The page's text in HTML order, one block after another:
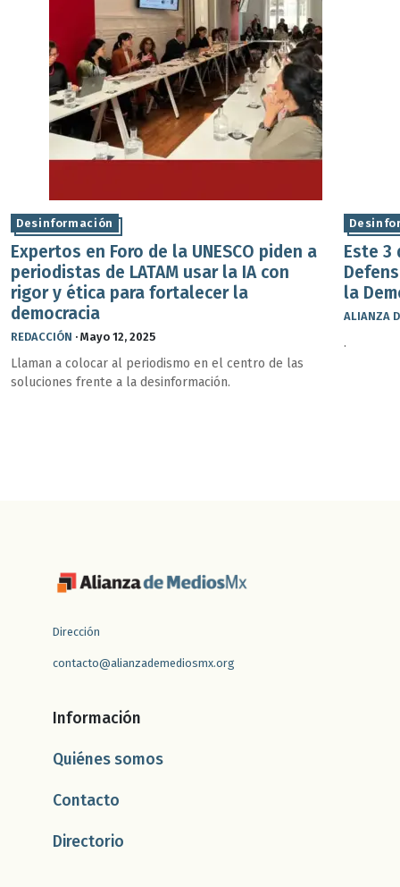
Desinformación
Expertos en Foro de la UNESCO piden a
periodistas de LATAM usar la IA con
rigor y ética para fortalecer la
democracia
REDACCIÓN · Mayo 12, 2025
Llaman a colocar al periodismo en el centro de las
soluciones frente a la desinformación.
Este 3
la
ALIANZA
.
Dirección
contacto@alianzademediosmx.org
Información
Quiénes somos
Contacto
Directorio